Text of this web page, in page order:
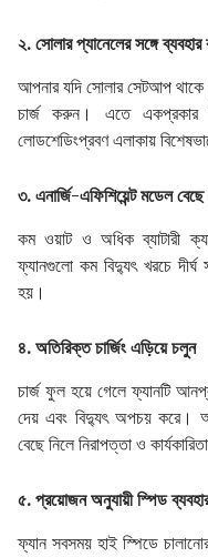
২. সোলার প্যানেলের সঙ্গে
আপনার যদি সোলার সেটআপ থাকে
চার্জ করুন। এতে একপ্রকার
লোডশেডিংপ্রবণ এলাকায়
৩. এনার্জি-এফিশিয়েন্ট মডেল বেছে
কম ওয়াট ও অধিক ব্যাটারী
ফ্যানগুলো কম বিদ্যুৎ খরচে দীর্ঘ
হয়।
৪. অতিরিক্ত চার্জিং এড়িয়ে চলুন
চার্জ ফুল হয়ে গেলে ফ্যানটি
দেয় এবং বিদ্যুৎ অপচয় করে।
বেছে নিলে নিরাপত্তা ও
৫. প্রয়োজন অনুযায়ী স্পিড
ফ্যান সবসময় হাই স্পিডে